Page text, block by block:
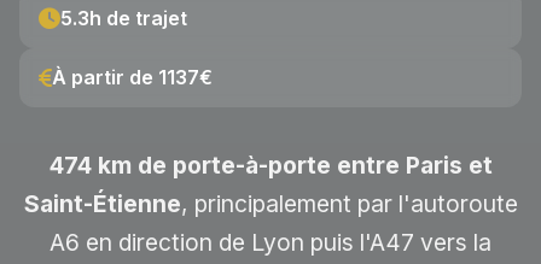
5.3h de trajet
À partir de 1137€
474 km de porte-à-porte entre Paris et
Saint-Étienne, principalement par l'autoroute
A6 en direction de Lyon puis l'A47 vers la